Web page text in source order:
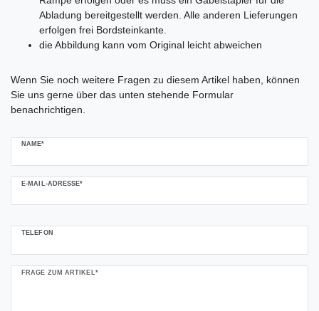
Abladung bereitgestellt werden. Alle anderen Lieferungen
erfolgen frei Bordsteinkante.
die Abbildung kann vom Original leicht abweichen
Wenn Sie noch weitere Fragen zu diesem Artikel haben, können
Sie uns gerne über das unten stehende Formular
benachrichtigen.
NAME*
E-MAIL-ADRESSE*
TELEFON
FRAGE ZUM ARTIKEL*